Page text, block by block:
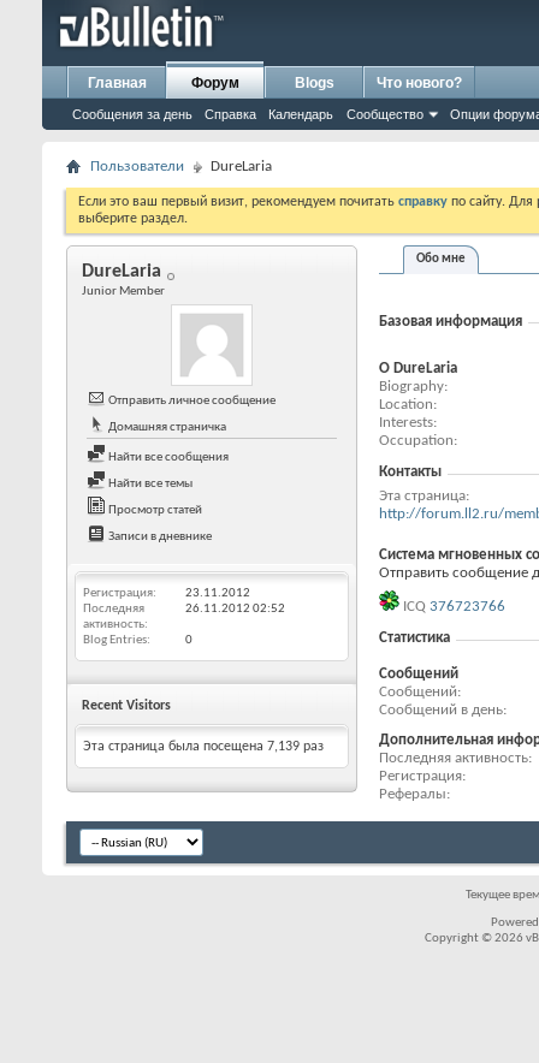
Главная Форум
Сообщения за день Справка Календарь Сообщество Опции
Blogs Что нового?
Пользователи DureLaria
Если это ваш первый визит, рекомендуем почитать справку по сайту.
выберите раздел.
DureLaria
Junior Member
Отправить личное сообщение
Домашняя страничка
Найти все сообщения
Найти все темы
Просмотр статей
Записи в дневнике
Регистрация
23.11.2012
Последняя
активность
26.11.2012 02:52
Blog Entries 0
Recent Visitors
Эта страница была посещена 7,139 раз
Обо мне
Базовая информация
О DureLaria
Biography
Location
Interests
Occupation
Контакты
Эта страница
http://forum.ll2.ru/
Система мгновенных
Отправить сообщение
ICQ 376723766
Статистика
Сообщений
Сообщений
Сообщений в день
Дополнительная
Последняя активность
Регистрация
Рефералы
Текущее
Copyright © 2026